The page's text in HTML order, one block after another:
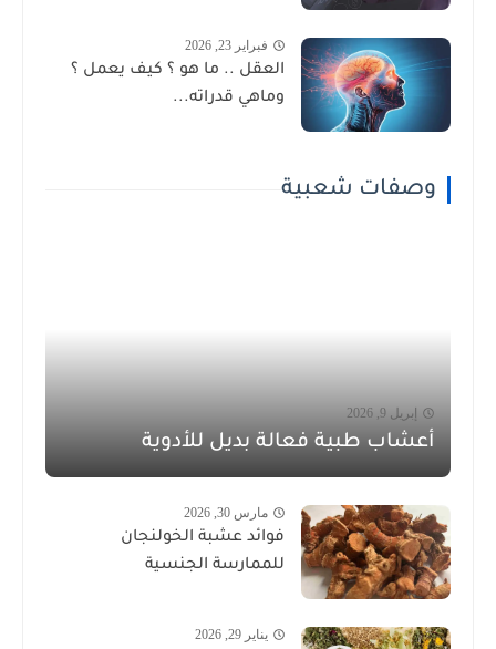
فبراير 23, 2026
العقل .. ما هو ؟ كيف يعمل ؟
وماهي قدراته...
وصفات شعبية
إبريل 9, 2026
أعشاب طبية فعالة بديل للأدوية
مارس 30, 2026
فوائد عشبة الخولنجان
للممارسة الجنسية
يناير 29, 2026